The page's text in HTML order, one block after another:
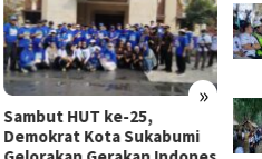
»
Sambut HUT ke-25,
Demokrat Kota Sukabumi